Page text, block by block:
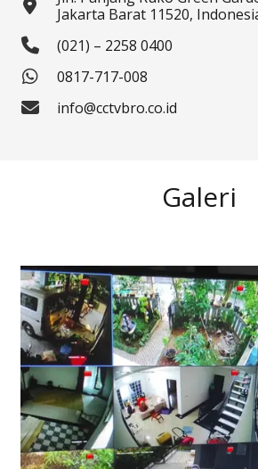
Jakarta Barat 11520,
(021) – 2258 0400
0817-717-008
info@cctvbro.co.id
Galeri